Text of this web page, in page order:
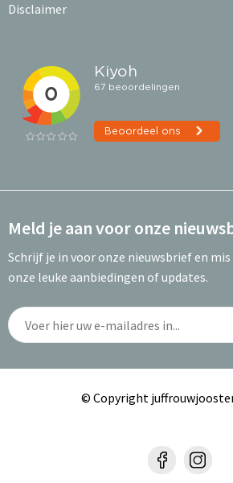
Disclaimer
Meld je aan voor onze
Schrijf je in voor onze nieuwsbrief en
onze leuke aanbiedingen of updates.
© Copyright